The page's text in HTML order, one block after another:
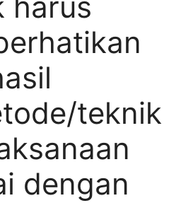
teknik
dengan